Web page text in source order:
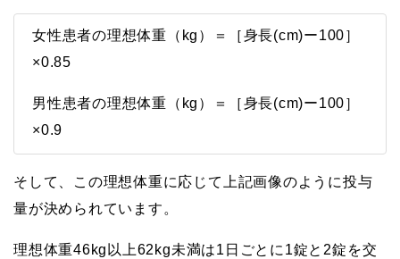
女性患者の理想体重（kg）＝［身長(cm)ー100］
×0.85
男性患者の理想体重（kg）＝［身長(cm)ー100］
×0.9
そして、この理想体重に応じて上記画像のように投与
量が決められています。
理想体重46kg以上62kg未満は1日ごとに1錠と2錠を交